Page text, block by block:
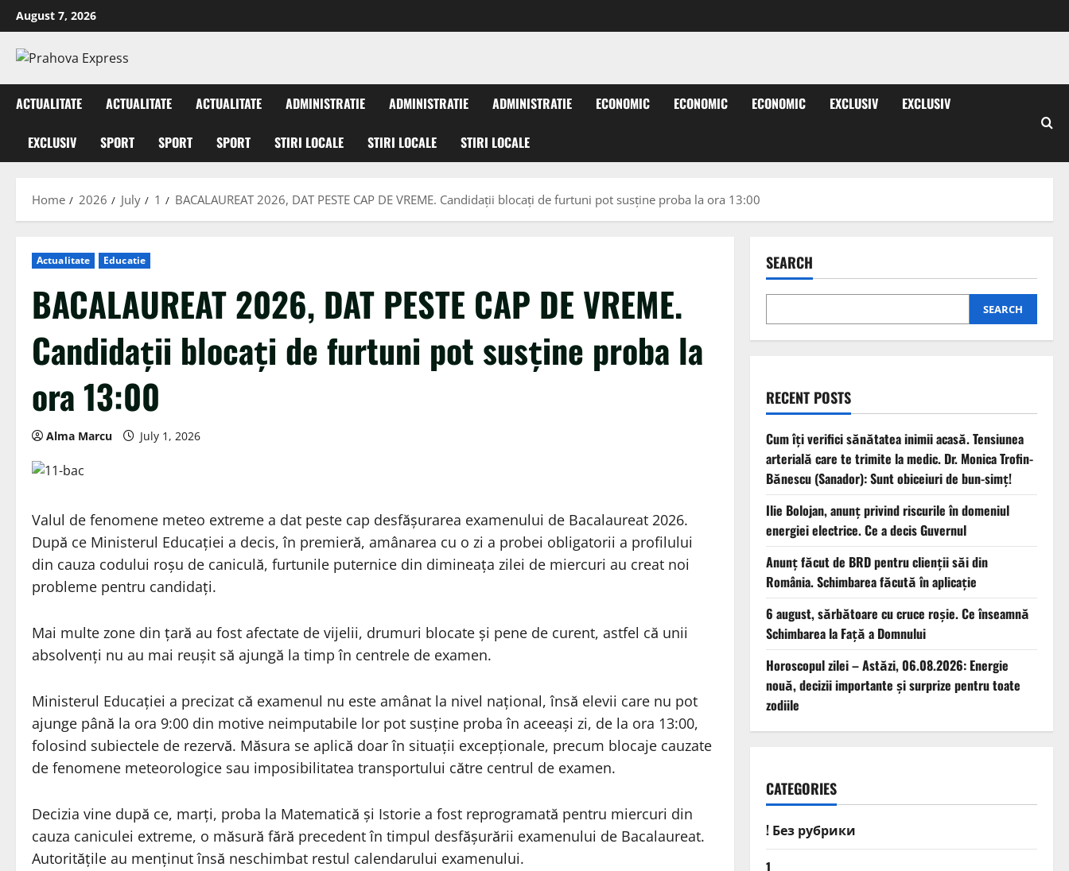
August 7, 2026
ACTUALITATE ACTUALITATE ACTUALITATE ADMINISTRATIE ADMINISTRATIE ADMINISTRATIE ECONOMIC ECONOMIC ECONOMIC EXCLUSIV EXCLUSIV
EXCLUSIV SPORT SPORT SPORT STIRI LOCALE STIRI LOCALE STIRI LOCALE
Home 2026 July 1 BACALAUREAT 2026, DAT PESTE CAP DE VREME. Candidații blocați de furtuni pot susține proba la ora 13:00
Actualitate Educatie
BACALAUREAT 2026, DAT PESTE CAP DE VREME.
Candidații blocați de furtuni pot susține proba la
ora 13:00
Alma Marcu July 1, 2026
Valul de fenomene meteo extreme a dat peste cap desfășurarea examenului de Bacalaureat 2026.
După ce Ministerul Educației a decis, în premieră, amânarea cu o zi a probei obligatorii a profilului
din cauza codului roșu de caniculă, furtunile puternice din dimineața zilei de miercuri au creat noi
probleme pentru candidați.
Mai multe zone din țară au fost afectate de vijelii, drumuri blocate și pene de curent, astfel că unii
absolvenți nu au mai reușit să ajungă la timp în centrele de examen.
Ministerul Educației a precizat că examenul nu este amânat la nivel național, însă elevii care nu pot
ajunge până la ora 9:00 din motive neimputabile lor pot susține proba în aceeași zi, de la ora 13:00,
folosind subiectele de rezervă. Măsura se aplică doar în situații excepționale, precum blocaje cauzate
de fenomene meteorologice sau imposibilitatea transportului către centrul de examen.
Decizia vine după ce, marți, proba la Matematică și Istorie a fost reprogramată pentru miercuri din
cauza caniculei extreme, o măsură fără precedent în timpul desfășurării examenului de Bacalaureat.
Autoritățile au menținut însă neschimbat restul calendarului examenului.
SEARCH
SEARCH
RECENT POSTS
Cum îți verifici sănătatea inimii acasă. Tensiunea
arterială care te trimite la medic. Dr. Monica Trofin-
Bănescu (Sanador): Sunt obiceiuri de bun-simț!
Ilie Bolojan, anunț privind riscurile în domeniul
energiei electrice. Ce a decis Guvernul
Anunț făcut de BRD pentru clienții săi din
România. Schimbarea făcută în aplicație
6 august, sărbătoare cu cruce roșie. Ce înseamnă
Schimbarea la Față a Domnului
Horoscopul zilei – Astăzi, 06.08.2026: Energie
nouă, decizii importante și surprize pentru toate
zodiile
CATEGORIES
! Без рубрики